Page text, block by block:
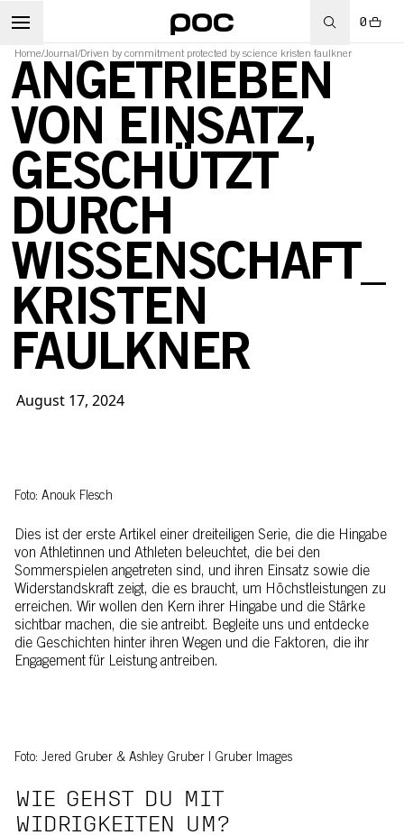
0
Home/Journal /Driven by commitment protected by science kristen faulkner
ANGETRIEBEN
VON EINSATZ,
GESCHÜTZT
DURCH
WISSENSCHAFT_
KRISTEN
FAULKNER
August 17, 2024
Foto: Anouk Flesch
Dies ist der erste Artikel einer dreiteiligen Serie, die die Hingabe
von Athletinnen und Athleten beleuchtet, die bei den
Sommerspielen angetreten sind, und ihren Einsatz sowie die
Widerstandskraft zeigt, die es braucht, um Höchstleistungen zu
erreichen. Wir wollen den Kern ihrer Hingabe und die Stärke
sichtbar machen, die sie antreibt. Begleite uns und entdecke
die Geschichten hinter ihren Wegen und die Faktoren, die ihr
Engagement für Leistung antreiben.
Foto: Jered Gruber & Ashley Gruber | Gruber Images
WIE GEHST DU MIT
WIDRIGKEITEN UM?